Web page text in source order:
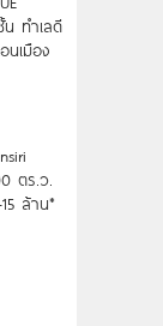
ทำเลดี
เมือง
ตร.ว.
ล้าน*